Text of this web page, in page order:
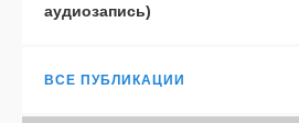
аудиозапись)
ВСЕ ПУБЛИКАЦИИ